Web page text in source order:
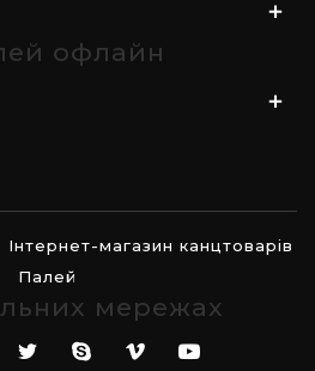
офлайн
магазин канцтоварів
Палей
мережах